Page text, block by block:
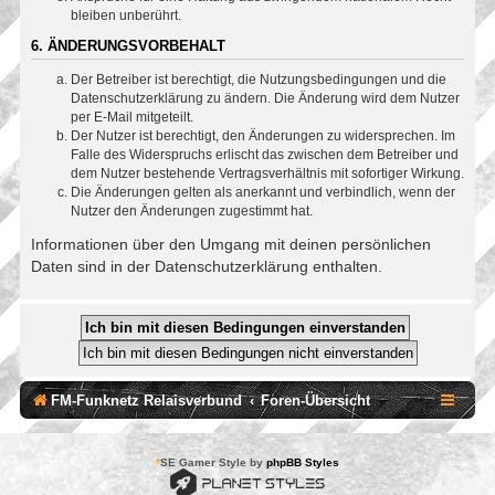
bleiben unberührt.
6. ÄNDERUNGSVORBEHALT
Der Betreiber ist berechtigt, die Nutzungsbedingungen und die
Datenschutzerklärung zu ändern. Die Änderung wird dem Nutzer
per E-Mail mitgeteilt.
Der Nutzer ist berechtigt, den Änderungen zu widersprechen. Im
Falle des Widerspruchs erlischt das zwischen dem Betreiber und
dem Nutzer bestehende Vertragsverhältnis mit sofortiger Wirkung.
Die Änderungen gelten als anerkannt und verbindlich, wenn der
Nutzer den Änderungen zugestimmt hat.
Informationen über den Umgang mit deinen persönlichen
Daten sind in der Datenschutzerklärung enthalten.
FM-Funknetz Relaisverbund Foren-Übersicht
*SE Gamer Style by phpBB Styles